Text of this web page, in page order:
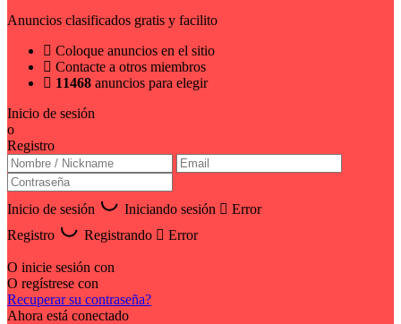
Anuncios clasificados gratis y facilito
Coloque anuncios en el sitio
Contacte a otros miembros
11468 anuncios para elegir
Inicio de sesión
o
Registro
Inicio de sesión Iniciando sesión
Error
Registro
Registrando Error
O inicie sesión con
O regístrese con
Recuperar su contraseña?
Ahora está conectado